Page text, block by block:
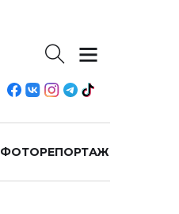
ФОТОРЕПОРТАЖ